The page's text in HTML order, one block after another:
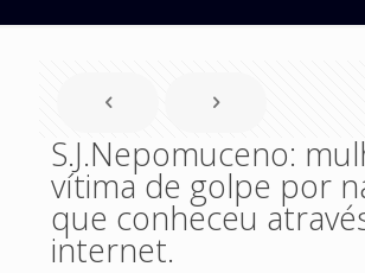
S.J.Nepomuceno:
vítima de golpe por
que conheceu
internet.